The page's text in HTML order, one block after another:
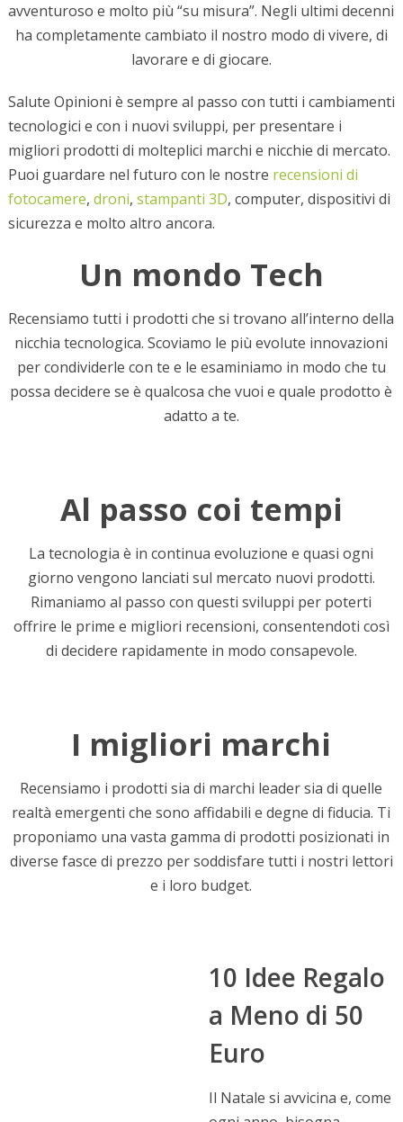
avventuroso e molto più “su misura”. Negli ultimi decenni
ha completamente cambiato il nostro modo di vivere, di
lavorare e di giocare.
Salute Opinioni è sempre al passo con tutti i cambiamenti
tecnologici e con i nuovi sviluppi, per presentare i
migliori prodotti di molteplici marchi e nicchie di mercato.
Puoi guardare nel futuro con le nostre recensioni di
fotocamere, droni, stampanti 3D, computer, dispositivi di
sicurezza e molto altro ancora.
Un mondo Tech
Recensiamo tutti i prodotti che si trovano all’interno della
nicchia tecnologica. Scoviamo le più evolute innovazioni
per condividerle con te e le esaminiamo in modo che tu
possa decidere se è qualcosa che vuoi e quale prodotto è
adatto a te.
Al passo coi tempi
La tecnologia è in continua evoluzione e quasi ogni
giorno vengono lanciati sul mercato nuovi prodotti.
Rimaniamo al passo con questi sviluppi per poterti
offrire le prime e migliori recensioni, consentendoti così
di decidere rapidamente in modo consapevole.
I migliori marchi
Recensiamo i prodotti sia di marchi leader sia di quelle
realtà emergenti che sono affidabili e degne di fiducia. Ti
proponiamo una vasta gamma di prodotti posizionati in
diverse fasce di prezzo per soddisfare tutti i nostri lettori
e i loro budget.
10 Idee Regalo
a Meno di 50
Euro
Il Natale si avvicina e, come